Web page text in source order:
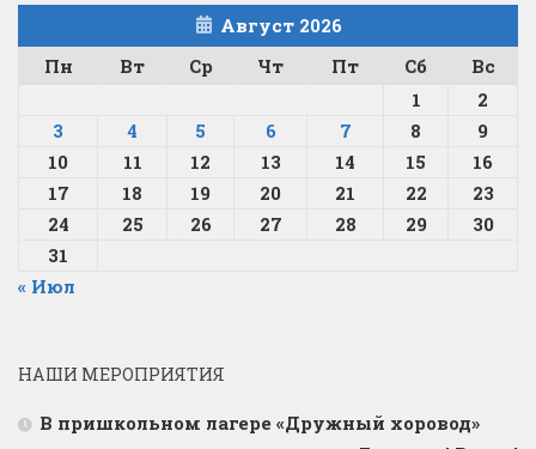
Август 2026
Пн
Вт Ср Чт Пт Сб
Вс
1
2
3
4 5 6 7 8
9
10
11 12 13 14 15
16
17
18 19 20 21 22
23
24
25 26 27 28 29
30
31
« Июл
НАШИ МЕРОПРИЯТИЯ
В пришкольном лагере «Дружный хоровод»